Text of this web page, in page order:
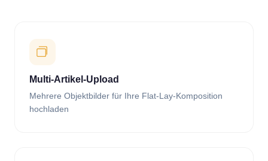
Multi-Artikel-Upload
Mehrere Objektbilder für Ihre Flat-Lay-Komposition
hochladen